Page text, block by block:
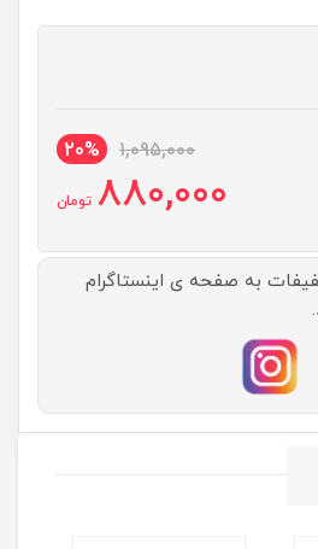
1,095,000
20%
880,000 تومان
به صفحه ی اینستاگرام